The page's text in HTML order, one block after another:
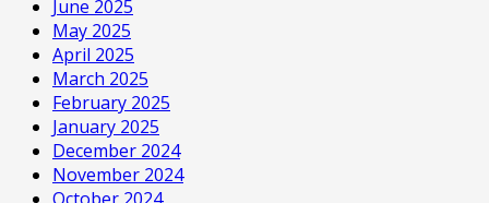
June 2025
May 2025
April 2025
March 2025
February 2025
January 2025
December 2024
November 2024